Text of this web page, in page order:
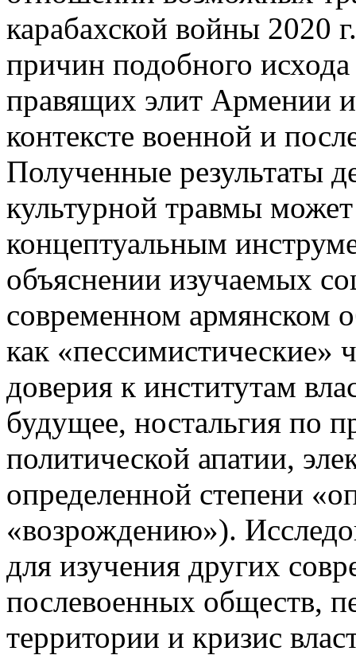
карабахской войны 2020
причин подобного
правящих элит Армении
контексте военной и
Полученные результаты
культурной травмы
концептуальным
объяснении изучаемых
современном армянском
как «пессимистические»
доверия к институтам
будущее, ностальгия по
политической апатии,
определенной степени
«возрождению»).
для изучения других
послевоенных обществ,
территории и кризис